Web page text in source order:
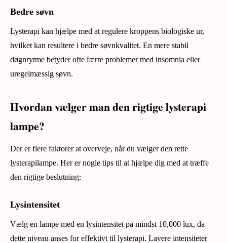
Bedre søvn
Lysterapi kan hjælpe med at regulere kroppens biologiske ur,
hvilket kan resultere i bedre søvnkvalitet. En mere stabil
døgnrytme betyder ofte færre problemer med insomnia eller
uregelmæssig søvn.
Hvordan vælger man den rigtige lysterapi
lampe?
Der er flere faktorer at overveje, når du vælger den rette
lysterapilampe. Her er nogle tips til at hjælpe dig med at træffe
den rigtige beslutning:
Lysintensitet
Vælg en lampe med en lysintensitet på mindst 10,000 lux, da
dette niveau anses for effektivt til lysterapi. Lavere intensiteter